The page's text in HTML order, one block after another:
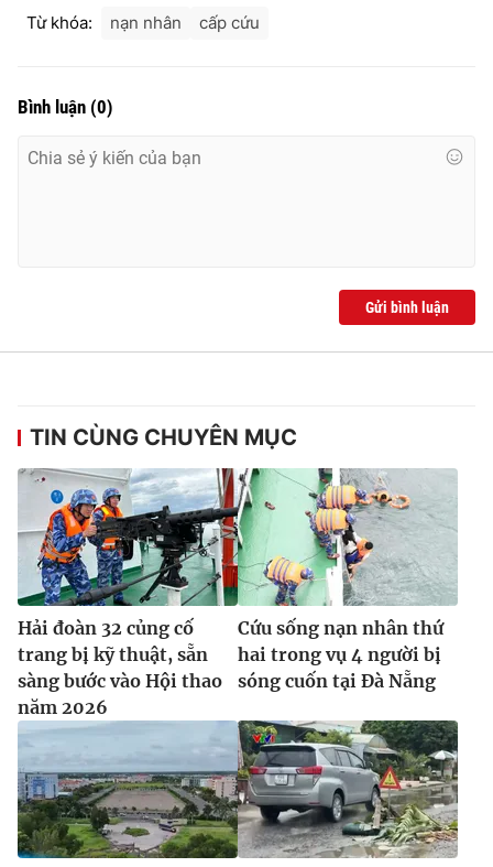
Từ khóa: nạn nhân cấp cứu
Bình luận (0)
Gửi bình luận
TIN CÙNG CHUYÊN MỤC
Hải đoàn 32 củng cố
trang bị kỹ thuật, sẵn
sàng bước vào Hội thao
năm 2026
Cứu sống nạn nhân thứ
hai trong vụ 4 người bị
sóng cuốn tại Đà Nẵng